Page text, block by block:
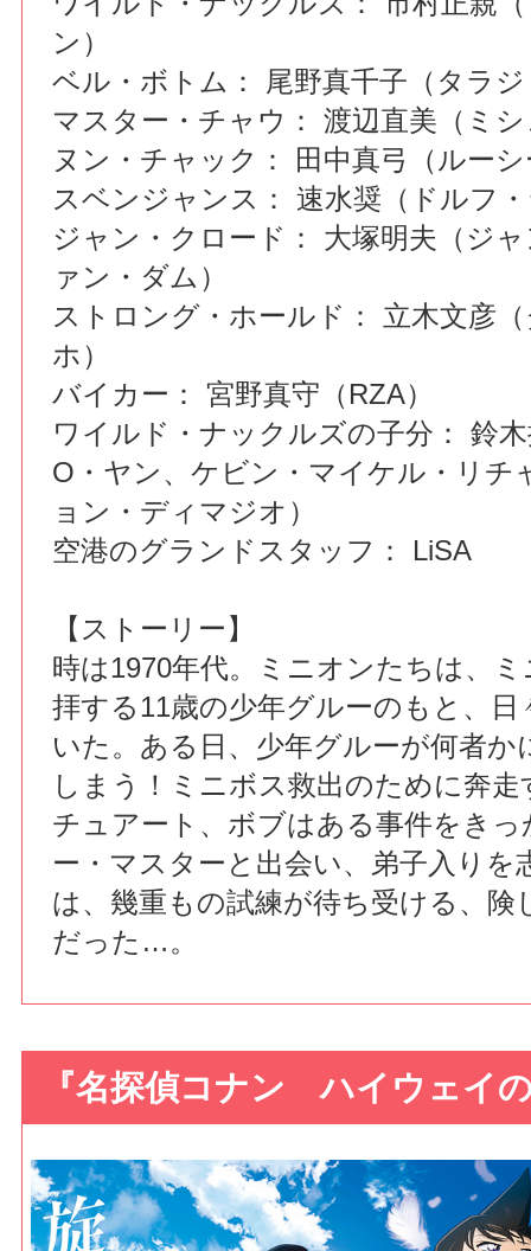
ン）
ベル・ボトム： 尾野真千子（タラ
マスター・チャウ： 渡辺直美（ミ
ヌン・チャック： 田中真弓（ルー
スベンジャンス： 速水奨（ドルフ
ジャン・クロード： 大塚明夫（ジ
ァン・ダム）
ストロング・ホールド： 立木文彦
ホ）
バイカー： 宮野真守（RZA）
ワイルド・ナックルズの子分： 鈴
O・ヤン、ケビン・マイケル・リチ
ョン・ディマジオ）
空港のグランドスタッフ： LiSA
【ストーリー】
時は1970年代。ミニオンたちは、
拝する11歳の少年グルーのもと、日
いた。ある日、少年グルーが何者か
しまう！ミニボス救出のために奔
チュアート、ボブはある事件をき
ー・マスターと出会い、弟子入りを
は、幾重もの試練が待ち受ける、険
だった…。
『名探偵コナン ハイウェイ